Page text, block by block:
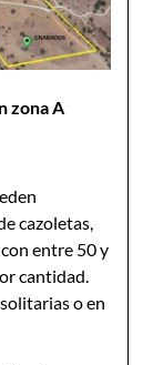
zona A
cazoletas,
entre 50 y
cantidad.
o en